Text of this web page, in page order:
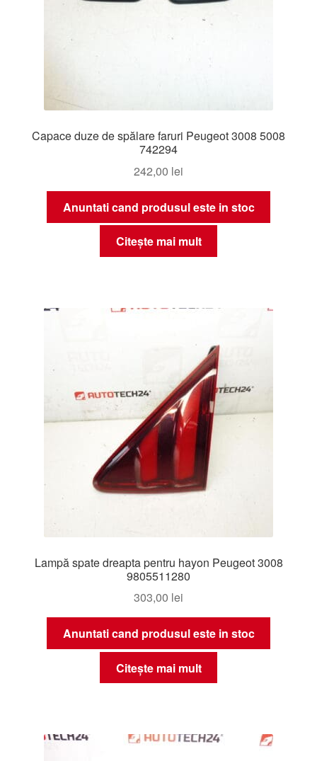
Capace duze de spălare faruri Peugeot 3008 5008
742294
242,00 lei
Anuntati cand produsul este in stoc
Citește mai mult
Lampă spate dreapta pentru hayon Peugeot 3008
9805511280
303,00 lei
Anuntati cand produsul este in stoc
Citește mai mult